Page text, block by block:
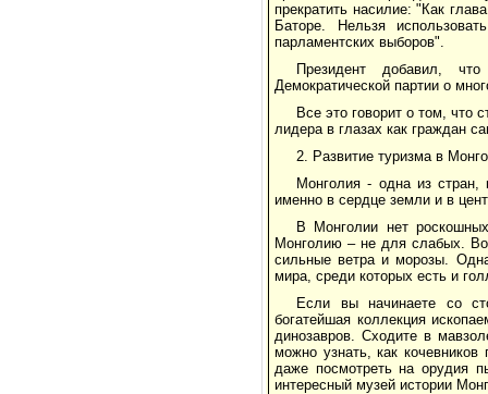
прекратить насилие: "Как
Баторе. Нельзя
парламентских выборов".
Президент добавил,
Демократической партии о
Все это говорит о том, что
лидера в глазах как граждан
2. Развитие туризма в
Монголия - одна из стран,
именно в сердце земли и в
В Монголии нет
Монголию – не для слабых.
сильные ветра и морозы.
мира, среди которых есть и
Если вы начинаете со
богатейшая коллекция
динозавров. Сходите в
можно узнать, как
даже посмотреть на орудия
интересный музей истории